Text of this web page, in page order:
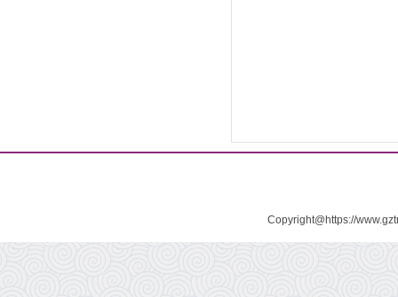
Copyright@https://